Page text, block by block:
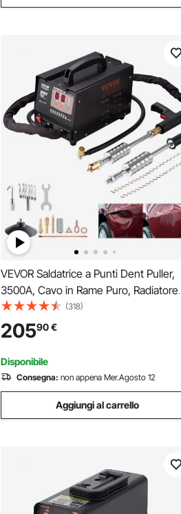
VEVOR Saldatrice a Punti Dent Puller,
3500A, Cavo in Rame Puro, Radiatore
Efficiente, 2 Pistole per Saldatura, 7
Modalità Disponibili, Saldatura a
Induzione Automatica, Aspirazione a
Vuoto 180 kg
(318)
20590€
Disponibile
Consegna: non appena Mer.Agosto 12
Aggiungi al carrello